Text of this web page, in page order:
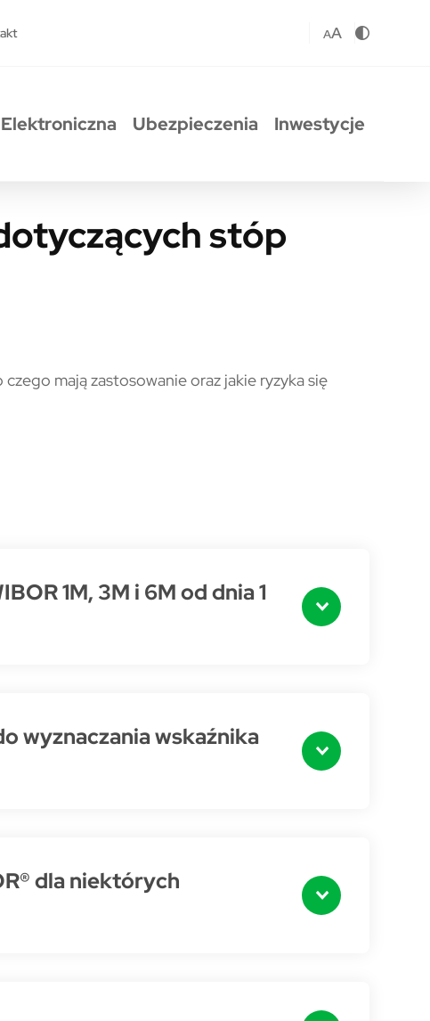
AA
Ubezpieczenia Inwestycje
stóp
procentowych (BMR)
mają zastosowanie oraz jakie ryzyka się
1M, 3M i 6M od dnia 1
wyznaczania wskaźnika
dla niektórych